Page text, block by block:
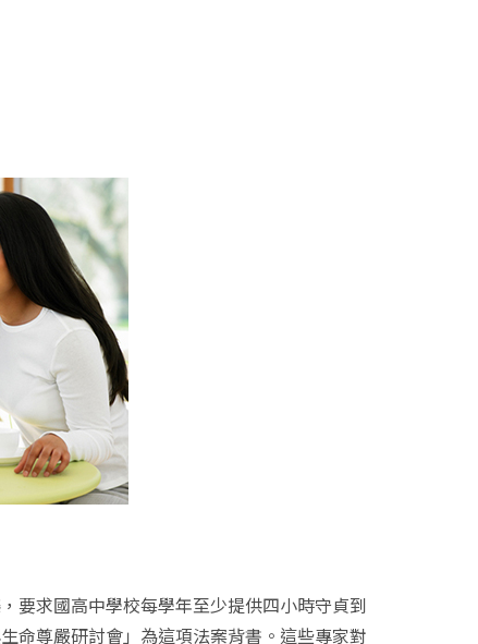
求國高中學校每學年至少提供四小時守貞到
命尊嚴研討會」為這項法案背書。這些專家對